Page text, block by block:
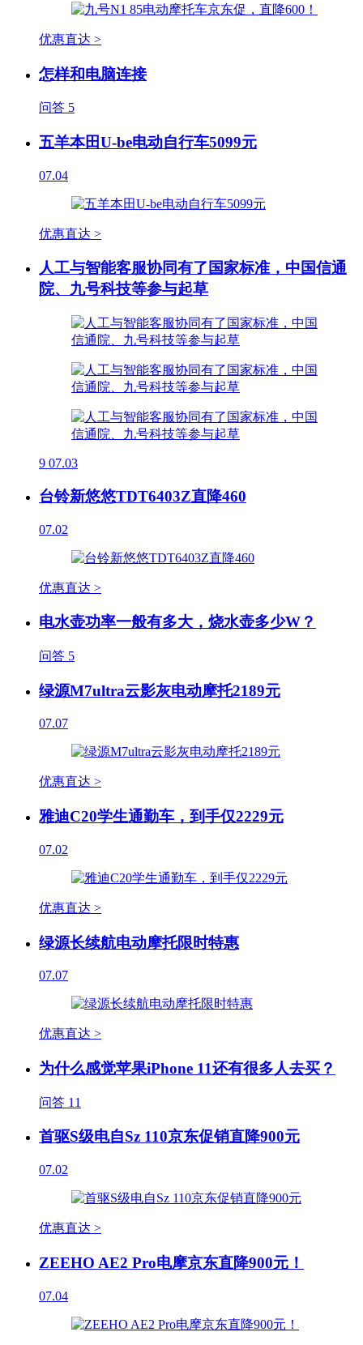
优惠直达 >
怎样和电脑连接
问答 5
五羊本田U-be电动自行车5099元
07.04
优惠直达 >
人工与智能客服协同有了国家标准，中国信通
院、九号科技等参与起草
9 07.03
台铃新悠悠TDT6403Z直降460
07.02
优惠直达 >
电水壶功率一般有多大，烧水壶多少W？
问答 5
绿源M7ultra云影灰电动摩托2189元
07.07
优惠直达 >
雅迪C20学生通勤车，到手仅2229元
07.02
优惠直达 >
绿源长续航电动摩托限时特惠
07.07
优惠直达 >
为什么感觉苹果iPhone 11还有很多人去买？
问答 11
首驱S级电自Sz 110京东促销直降900元
07.02
优惠直达 >
ZEEHO AE2 Pro电摩京东直降900元！
07.04